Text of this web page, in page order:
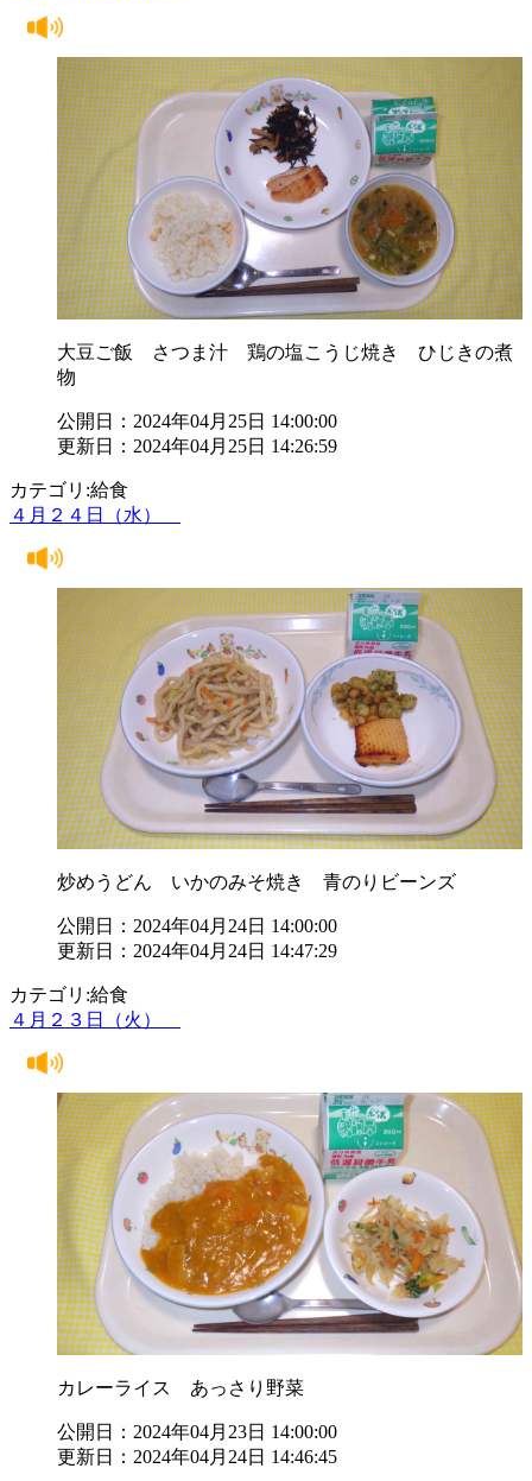
大豆ご飯 さつま汁 鶏の塩こうじ焼き ひじきの煮
物
公開日：2024年04月25日 14:00:00
更新日：2024年04月25日 14:26:59
カテゴリ:給食
４月２４日（水）
炒めうどん いかのみそ焼き 青のりビーンズ
公開日：2024年04月24日 14:00:00
更新日：2024年04月24日 14:47:29
カテゴリ:給食
４月２３日（火）
カレーライス あっさり野菜
公開日：2024年04月23日 14:00:00
更新日：2024年04月24日 14:46:45